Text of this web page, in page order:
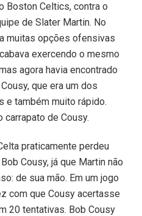
Boston Celtics, contra o
de Slater Martin. No
muitas opções ofensivas
exercendo o mesmo
agora havia encontrado
que era um dos
e também muito rápido.
carrapato de Cousy.
praticamente perdeu
Cousy, já que Martin não
de sua mão. Em um jogo
com que Cousy acertasse
20 tentativas. Bob Cousy